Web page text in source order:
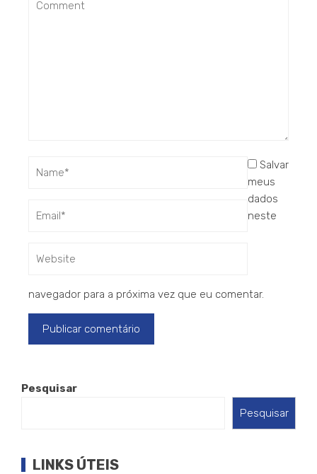
Salvar
meus
dados
neste
navegador para a próxima vez que eu comentar.
Pesquisar
Pesquisar
LINKS ÚTEIS